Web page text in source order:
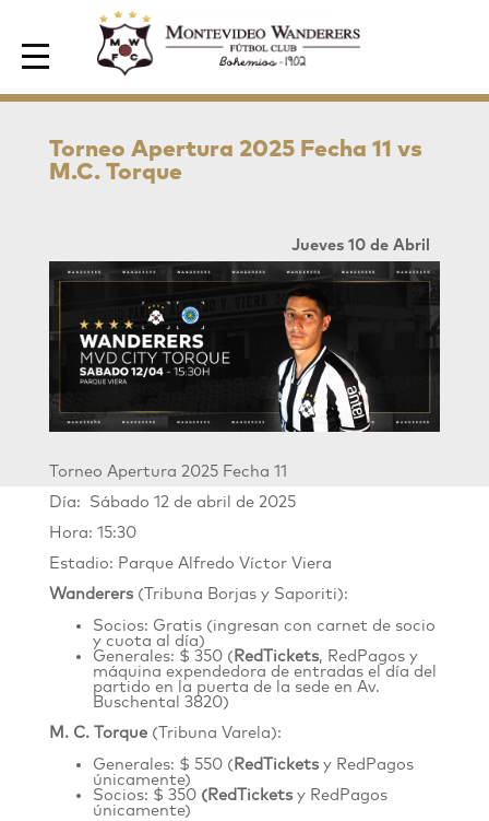
Area de Socios
Torneo Apertura 2025 Fecha 11 vs
M.C. Torque
Jueves 10 de Abril
Torneo Apertura 2025 Fecha 11
Día: Sábado 12 de abril de 2025
Hora: 15:30
Estadio: Parque Alfredo Víctor Viera
Wanderers(Tribuna Borjas y Saporiti):
Socios: Gratis (ingresan con carnet de socio
y cuota al día)
Generales: $ 350 (RedTickets, RedPagos y
máquina expendedora de entradas el día del
partido en la puerta de la sede en Av.
Buschental 3820)
M. C. Torque(Tribuna Varela):
Generales: $ 550 (RedTickets y RedPagos
únicamente)
Socios: $ 350 (RedTicketsy RedPagos
únicamente)